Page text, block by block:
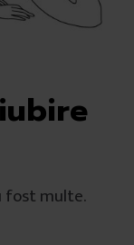
fost multe.